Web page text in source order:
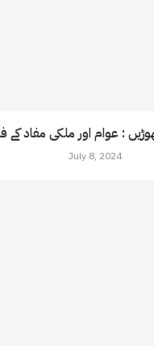
July 8, 2024